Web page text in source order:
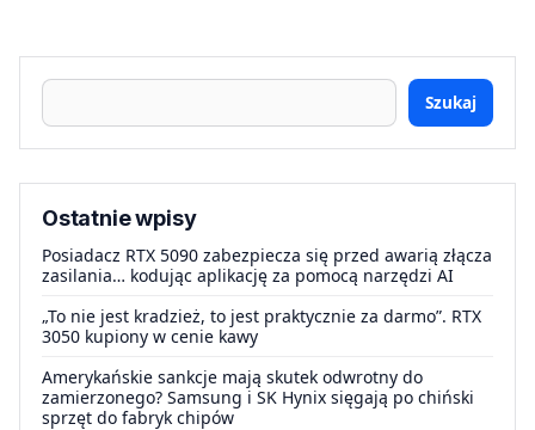
Szukaj
Ostatnie wpisy
Posiadacz RTX 5090 zabezpiecza się przed awarią złącza
zasilania… kodując aplikację za pomocą narzędzi AI
„To nie jest kradzież, to jest praktycznie za darmo”. RTX
3050 kupiony w cenie kawy
Amerykańskie sankcje mają skutek odwrotny do
zamierzonego? Samsung i SK Hynix sięgają po chiński
sprzęt do fabryk chipów